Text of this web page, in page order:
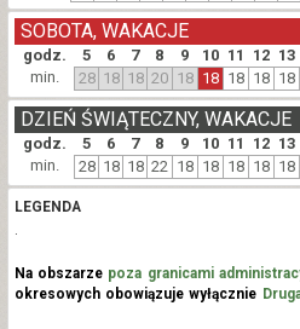
godz. 5 6 7 8 9 10 11 12 13
SOBOTA, WAKACJE
min. 28 18 18 20 18 18 18 18 18
godz. 5 6 7 8 9 10 11 12 13
DZIEŃ ŚWIĄTECZNY, WAKACJE
min. 28 18 18 22 18 18 18 18 18
LEGENDA
.
Na obszarze poza granicami
okresowych obowiązuje wyłącznie